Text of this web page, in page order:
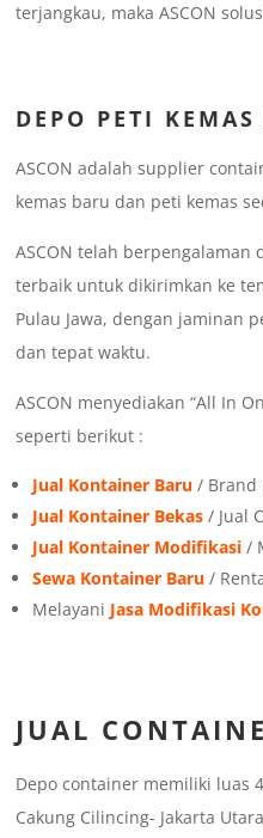
terjangkau, maka ASCON
DEPO PETI KEMAS
ASCON adalah supplier
kemas baru dan peti kemas
ASCON telah
terbaik untuk dikirimkan ke
Pulau Jawa, dengan jaminan
dan tepat waktu.
ASCON menyediakan “All In
seperti berikut :
Jual Kontainer Baru / Brand
Jual Kontainer Bekas / Jual
Jual Kontainer Modifikasi /
Sewa Kontainer Baru /
Melayani Jasa Modifikasi
JUAL
Depo container memiliki luas
Cakung Cilincing- Jakarta